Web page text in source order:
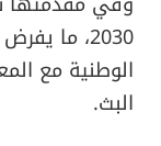
2030، ما
الوطنية مع
البث.